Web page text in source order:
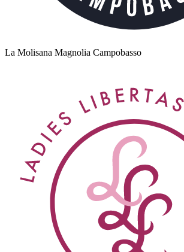
La Molisana Magnolia Campobasso